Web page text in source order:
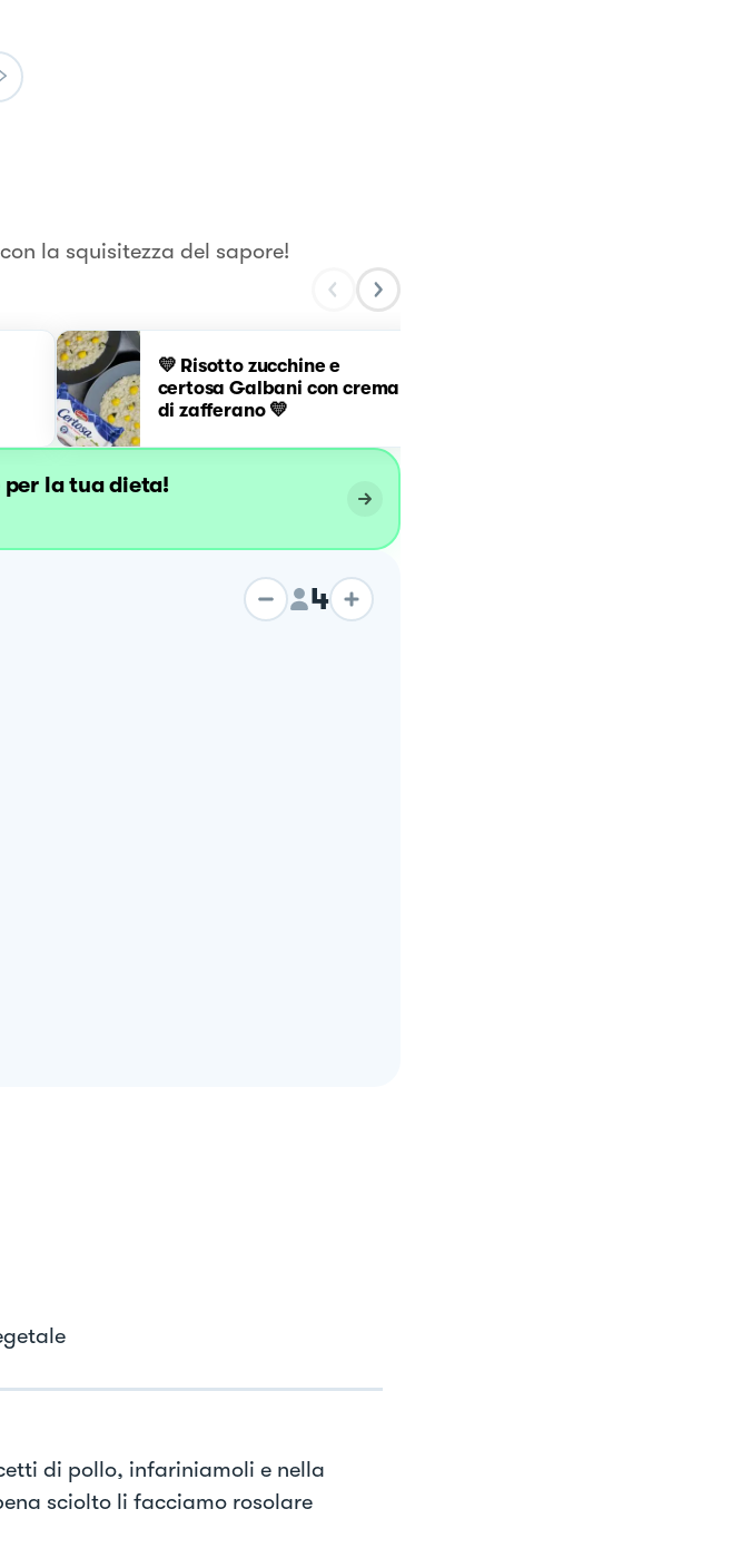
la squisitezza del sapore!
💛 Risotto zucchine e
certosa Galbani con crema
di zafferano 💛
la tua dieta!
4
di pollo, infariniamoli e nella
sciolto li facciamo rosolare